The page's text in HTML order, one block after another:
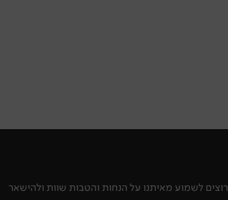
רוצים לשמוע מאיתנו על הנחות והטבות שוות ולהישאר